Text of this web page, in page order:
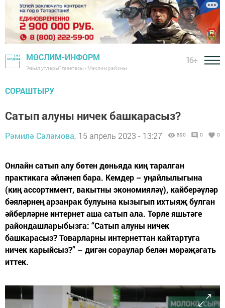
МӨСЛИМ-ИНФОРМ
"Авыл утлары" газетасы - Мөслим районы
16+
СОРАШТЫРУ
Сатып алуны ничек башкарасыз?
Рәмилә Сәләмова, 15 апрель 2023 - 13:27 890 0 0
Онлайн сатып алу бөтен дөньяда киң таралган
практикага әйләнеп бара. Кемдер – уңайлылыгына
(киң ассортимент, вакытны экономияләү), кайберәүләр
бәяләрнең арзанрак булуына кызыгып ихтыяҗ булган
әйберләрне интернет аша сатып ала. Төрле яшьтәге
райондашларыбызга: “Сатып алуны ничек
башкарасыз? Товарларны интернеттан кайтартуга
ничек карыйсыз?” – дигән сораулар белән мөрәҗәгать
иттек.